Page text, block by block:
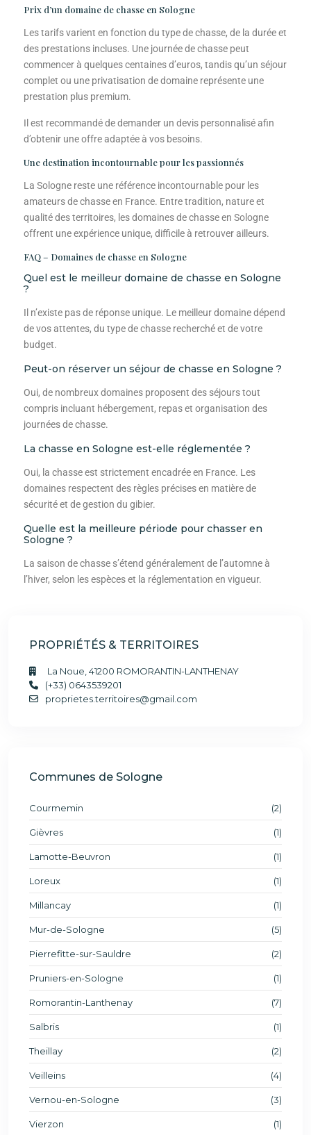
Prix d’un domaine de chasse en Sologne
Les tarifs varient en fonction du type de chasse, de la durée et
des prestations incluses. Une journée de chasse peut
commencer à quelques centaines d’euros, tandis qu’un séjour
complet ou une privatisation de domaine représente une
prestation plus premium.
Il est recommandé de demander un devis personnalisé afin
d’obtenir une offre adaptée à vos besoins.
Une destination incontournable pour les passionnés
La Sologne reste une référence incontournable pour les
amateurs de chasse en France. Entre tradition, nature et
qualité des territoires, les domaines de chasse en Sologne
offrent une expérience unique, difficile à retrouver ailleurs.
FAQ – Domaines de chasse en Sologne
Quel est le meilleur domaine de chasse en Sologne
?
Il n’existe pas de réponse unique. Le meilleur domaine dépend
de vos attentes, du type de chasse recherché et de votre
budget.
Peut-on réserver un séjour de chasse en Sologne ?
Oui, de nombreux domaines proposent des séjours tout
compris incluant hébergement, repas et organisation des
journées de chasse.
La chasse en Sologne est-elle réglementée ?
Oui, la chasse est strictement encadrée en France. Les
domaines respectent des règles précises en matière de
sécurité et de gestion du gibier.
Quelle est la meilleure période pour chasser en
Sologne ?
La saison de chasse s’étend généralement de l’automne à
l’hiver, selon les espèces et la réglementation en vigueur.
PROPRIÉTÉS & TERRITOIRES
La Noue, 41200 ROMORANTIN-LANTHENAY
(+33) 0643539201
proprietes.territoires@gmail.com
Communes de Sologne
Courmemin (2)
Gièvres (1)
Lamotte-Beuvron (1)
Loreux (1)
Millancay (1)
Mur-de-Sologne (5)
Pierrefitte-sur-Sauldre (2)
Pruniers-en-Sologne (1)
Romorantin-Lanthenay (7)
Salbris (1)
Theillay (2)
Veilleins (4)
Vernou-en-Sologne (3)
Vierzon (1)